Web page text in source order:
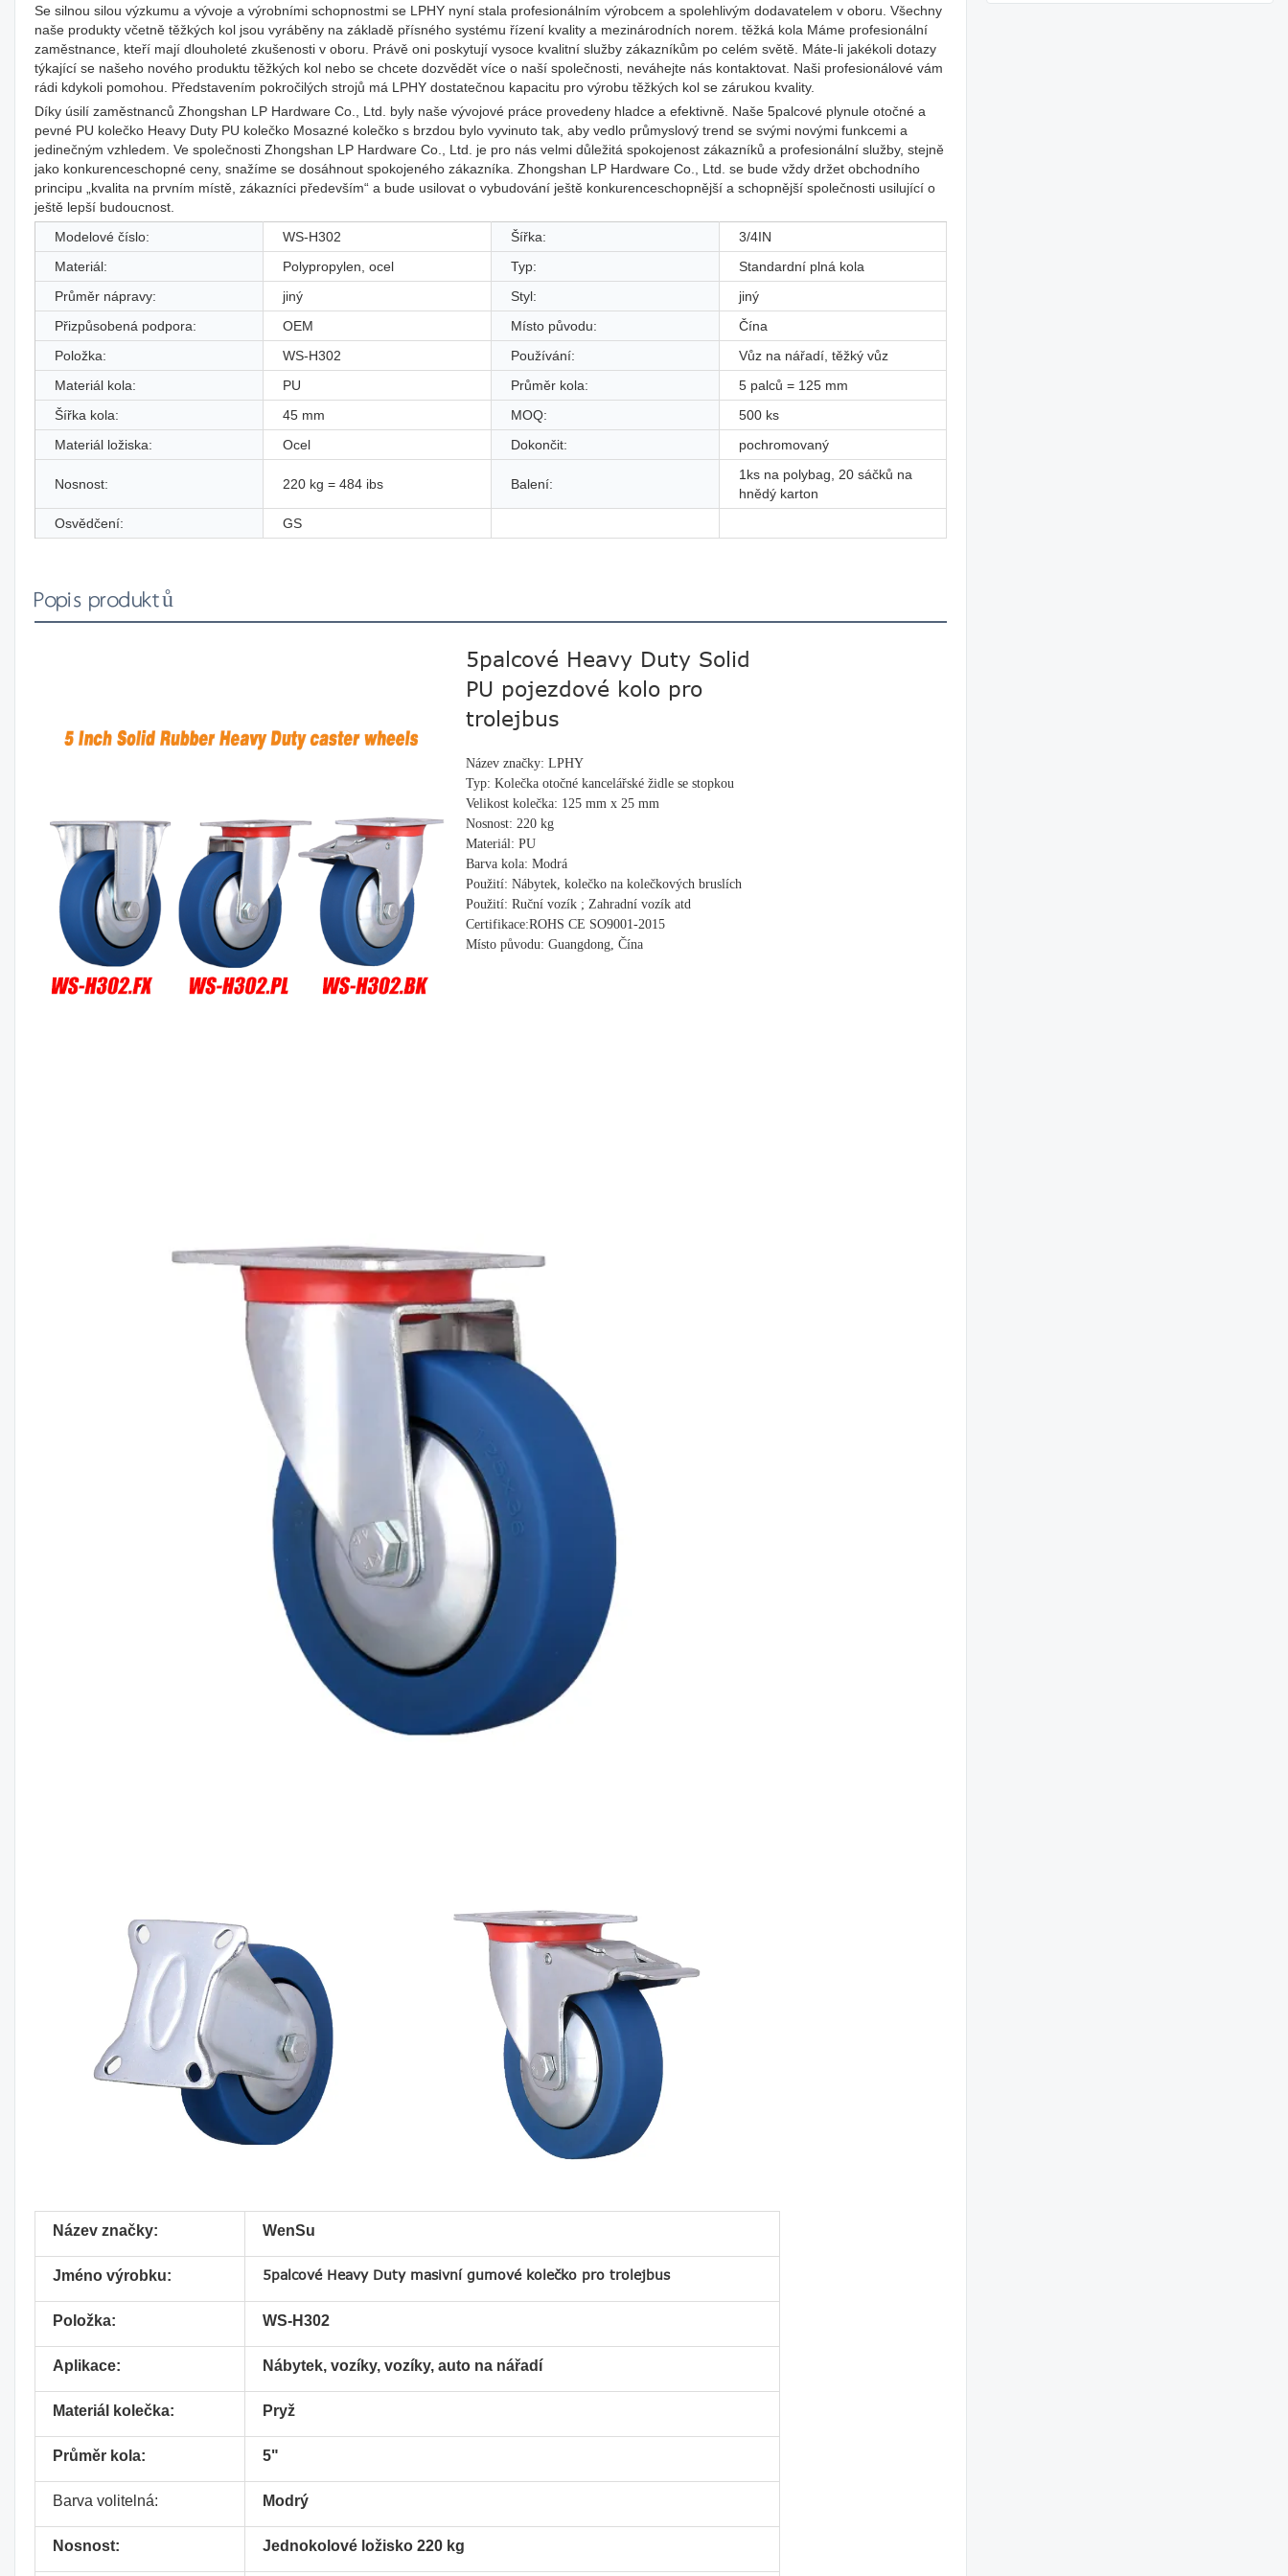
Se silnou silou výzkumu a vývoje a výrobními schopnostmi se LPHY nyní stala profesionálním výrobcem a spolehlivým dodavatelem v oboru. Všechny
naše produkty včetně těžkých kol jsou vyráběny na základě přísného systému řízení kvality a mezinárodních norem. těžká kola Máme profesionální
zaměstnance, kteří mají dlouholeté zkušenosti v oboru. Právě oni poskytují vysoce kvalitní služby zákazníkům po celém světě. Máte-li jakékoli dotazy
týkající se našeho nového produktu těžkých kol nebo se chcete dozvědět více o naší společnosti, neváhejte nás kontaktovat. Naši profesionálové vám
rádi kdykoli pomohou. Představením pokročilých strojů má LPHY dostatečnou kapacitu pro výrobu těžkých kol se zárukou kvality.
Díky úsilí zaměstnanců Zhongshan LP Hardware Co., Ltd. byly naše vývojové práce provedeny hladce a efektivně. Naše 5palcové plynule otočné a
pevné PU kolečko Heavy Duty PU kolečko Mosazné kolečko s brzdou bylo vyvinuto tak, aby vedlo průmyslový trend se svými novými funkcemi a
jedinečným vzhledem. Ve společnosti Zhongshan LP Hardware Co., Ltd. je pro nás velmi důležitá spokojenost zákazníků a profesionální služby, stejně
jako konkurenceschopné ceny, snažíme se dosáhnout spokojeného zákazníka. Zhongshan LP Hardware Co., Ltd. se bude vždy držet obchodního
principu „kvalita na prvním místě, zákazníci především“ a bude usilovat o vybudování ještě konkurenceschopnější a schopnější společnosti usilující o
ještě lepší budoucnost.
Modelové číslo:
WS-H302 Šířka:
3/4IN
Materiál:
Polypropylen, ocel Typ:
Standardní plná kola
Průměr nápravy:
jiný Styl:
jiný
Přizpůsobená podpora:
OEM Místo původu:
Čína
Položka:
WS-H302 Používání:
Vůz na nářadí, těžký vůz
Materiál kola:
PU Průměr kola:
5 palců = 125 mm
Šířka kola:
45 mm MOQ:
500 ks
Materiál ložiska:
Ocel Dokončit: pochromovaný
Nosnost: 220 kg = 484 ibs Balení:
1ks na polybag, 20 sáčků na
hnědý karton
Osvědčení:
GS
Popis produktů
5palcové Heavy Duty Solid
PU pojezdové kolo pro
trolejbus
Název značky: LPHY
Typ: Kolečka otočné kancelářské židle se stopkou
Velikost kolečka: 125 mm x 25 mm
Nosnost: 220 kg
Materiál: PU
Barva kola: Modrá
Použití: Nábytek, kolečko na kolečkových bruslích
Použití: Ruční vozík ; Zahradní vozík atd
Certifikace:ROHS CE SO9001-2015
Místo původu: Guangdong, Čína
Název značky: WenSu
Jméno výrobku: 5palcové Heavy Duty masivní gumové kolečko pro trolejbus
Položka: WS-H302
Aplikace: Nábytek, vozíky, vozíky, auto na nářadí
Materiál kolečka: Pryž
Průměr kola: 5"
Barva volitelná: Modrý
Nosnost: Jednokolové ložisko 220 kg